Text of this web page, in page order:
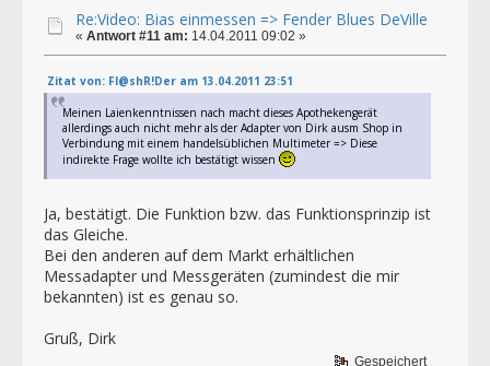
Re:Video: Bias einmessen => Fender Blues DeVille
« Antwort #11 am: 14.04.2011 09:02 »
Zitat von: Fl@shR!Der am 13.04.2011 23:51
Meinen Laienkenntnissen nach macht dieses Apothekengerät
allerdings auch nicht mehr als der Adapter von Dirk ausm Shop in
Verbindung mit einem handelsüblichen Multimeter => Diese
indirekte Frage wollte ich bestätigt wissen
Ja, bestätigt. Die Funktion bzw. das Funktionsprinzip ist
das Gleiche.
Bei den anderen auf dem Markt erhältlichen
Messadapter und Messgeräten (zumindest die mir
bekannten) ist es genau so.
Gruß, Dirk
Gespeichert